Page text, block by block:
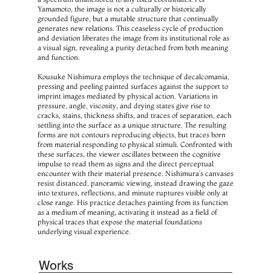
Yamamoto, the image is not a culturally or historically
grounded figure, but a mutable structure that continually
generates new relations. This ceaseless cycle of production
and deviation liberates the image from its institutional role as
a visual sign, revealing a purity detached from both meaning
and function.
Kousuke Nishimura employs the technique of decalcomania,
pressing and peeling painted surfaces against the support to
imprint images mediated by physical action. Variations in
pressure, angle, viscosity, and drying states give rise to
cracks, stains, thickness shifts, and traces of separation, each
settling into the surface as a unique structure. The resulting
forms are not contours reproducing objects, but traces born
from material responding to physical stimuli. Confronted with
these surfaces, the viewer oscillates between the cognitive
impulse to read them as signs and the direct perceptual
encounter with their material presence. Nishimura’s canvases
resist distanced, panoramic viewing, instead drawing the gaze
into textures, reflections, and minute ruptures visible only at
close range. His practice detaches painting from its function
as a medium of meaning, activating it instead as a field of
physical traces that expose the material foundations
underlying visual experience.
Works